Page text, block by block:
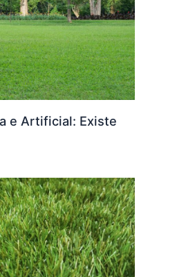
e Artificial: Existe